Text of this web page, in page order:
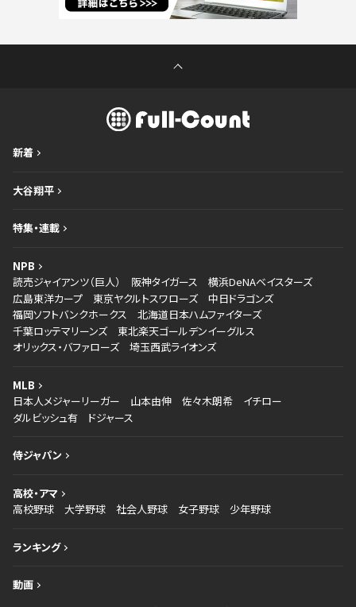
新着
大谷翔平
特集・連載
NPB
読売ジャイアンツ（巨人）
阪神タイガース
横浜DeNAベイスターズ
広島東洋カープ
東京ヤクルトスワローズ
中日ドラゴンズ
福岡ソフトバンクホークス
北海道日本ハムファイターズ
千葉ロッテマリーンズ
東北楽天ゴールデンイーグルス
オリックス・バファローズ
埼玉西武ライオンズ
MLB
日本人メジャーリーガー
山本由伸 佐々木朗希
イチロー
ダルビッシュ有
ドジャース
侍ジャパン
高校・アマ
高校野球
大学野球 社会人野球 女子野球 少年野球
ランキング
動画